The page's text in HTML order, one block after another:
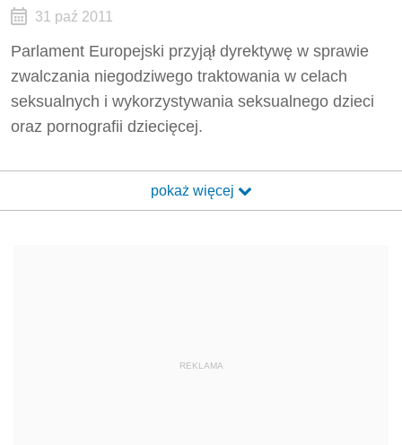
31 paź 2011
Parlament Europejski przyjął dyrektywę w sprawie
zwalczania niegodziwego traktowania w celach
seksualnych i wykorzystywania seksualnego dzieci
oraz pornografii dziecięcej.
pokaż więcej
REKLAMA